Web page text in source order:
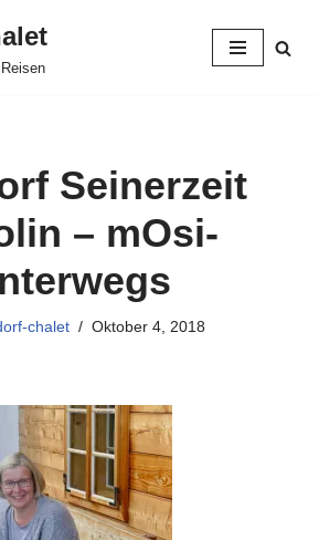
Seinerzeit
– mOsi-
chalet Oktober 4, 2018